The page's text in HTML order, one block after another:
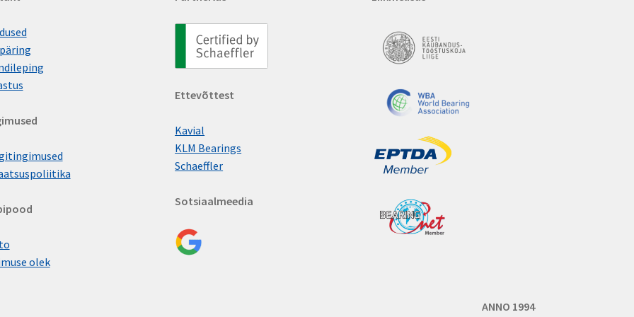
olek
Ettevõttest
Kavial
KLM Bearings
Schaeffler
Sotsiaalmeedia
ANNO 1994